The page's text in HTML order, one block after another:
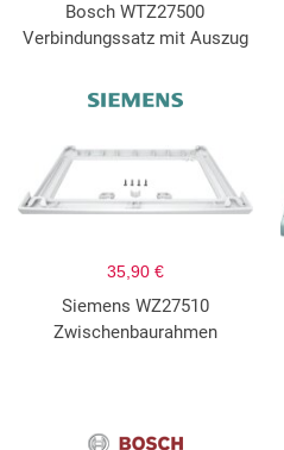
Bosch WTZ27500
Verbindungssatz mit Auszug
35,90 €
Siemens WZ27510
Zwischenbaurahmen